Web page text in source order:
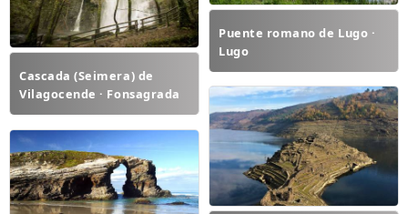
Puente romano de Lugo ·
Lugo
Cascada (Seimera) de
Vilagocende · Fonsagrada